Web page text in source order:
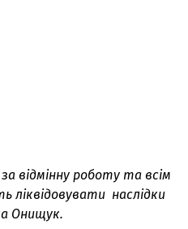
відмінну роботу та всім
ліквідовувати наслідки
Онищук.